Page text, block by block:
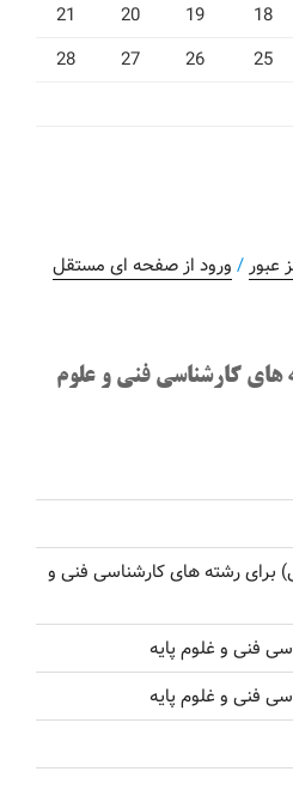
18
19
20
21
25
26
27
28
عبور / ورود از صفحه ای مستقل
کارشناسی فنی و علوم
برای رشته های کارشناسی فنی و